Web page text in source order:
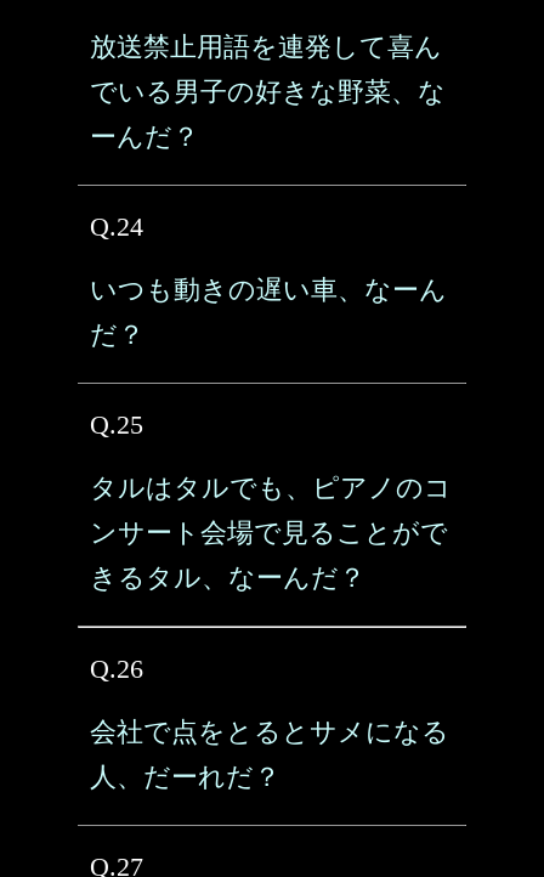
放送禁止用語を連発して喜ん
でいる男子の好きな野菜、な
ーんだ？
Q.24
いつも動きの遅い車、なーん
だ？
Q.25
タルはタルでも、ピアノのコ
ンサート会場で見ることがで
きるタル、なーんだ？
Q.26
会社で点をとるとサメになる
人、だーれだ？
Q.27